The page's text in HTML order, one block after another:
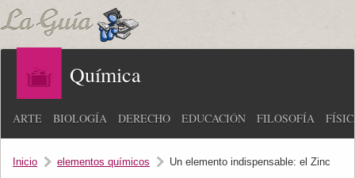
Química
ARTE BIOLOGÍA DERECHO EDUCACIÓN FILOSOFÍA
Inicio elementos químicos Un elemento indispensable: el Zinc